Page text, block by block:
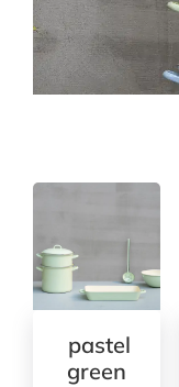
pastel
green